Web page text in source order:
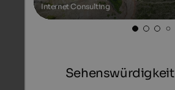
Internet Consulting